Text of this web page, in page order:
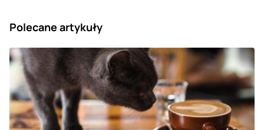
Polecane artykuły